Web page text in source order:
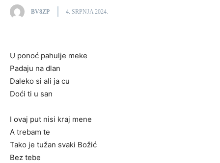
BV8ZP 4. SRPNJA 2024.
U ponoć pahulje meke
Padaju na dlan
Daleko si ali ja cu
Doći ti u san
I ovaj put nisi kraj mene
A trebam te
Tako je tužan svaki Božić
Bez tebe